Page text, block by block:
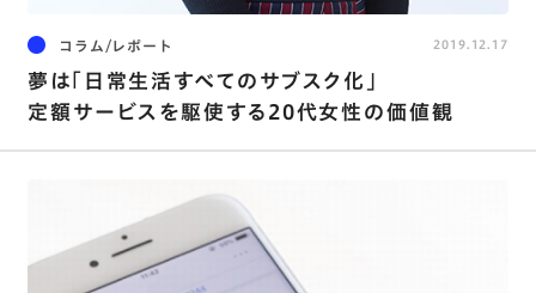
コラム/レポート
夢は「日常生活すべてのサブスク化」
定額サービスを駆使する20代女性の価値観
2019.12.17